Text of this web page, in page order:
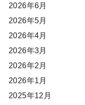
2026年6月
2026年5月
2026年4月
2026年3月
2026年2月
2026年1月
2025年12月